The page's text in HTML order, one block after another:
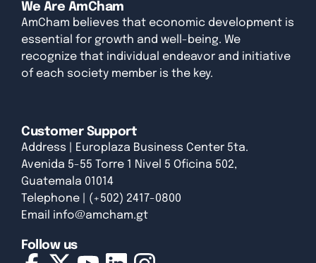
We Are AmCham
AmCham believes that economic development is
essential for growth and well-being. We
recognize that individual endeavor and initiative
of each society member is the key.
Customer Support
Address | Europlaza Business Center 5ta.
Avenida 5-55 Torre 1 Nivel 5 Oficina 502,
Guatemala 01014
Telephone | (+502) 2417-0800
Email info@amcham.gt
Follow us